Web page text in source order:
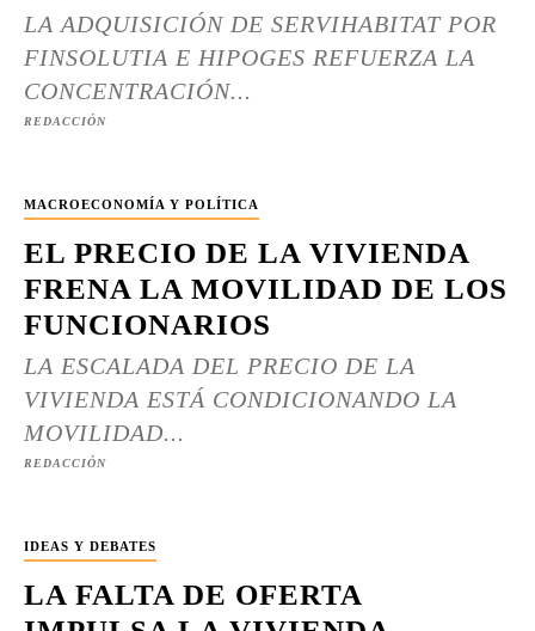
LA ADQUISICIÓN DE SERVIHABITAT POR
FINSOLUTIA E HIPOGES REFUERZA LA
CONCENTRACIÓN...
REDACCIÓN
MACROECONOMÍA Y POLÍTICA
EL PRECIO DE LA VIVIENDA
FRENA LA MOVILIDAD DE LOS
FUNCIONARIOS
LA ESCALADA DEL PRECIO DE LA
VIVIENDA ESTÁ CONDICIONANDO LA
MOVILIDAD...
REDACCIÓN
IDEAS Y DEBATES
LA FALTA DE OFERTA